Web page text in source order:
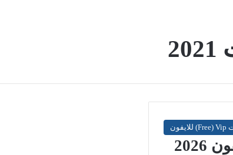
توتو اب لايت للايفون 2026